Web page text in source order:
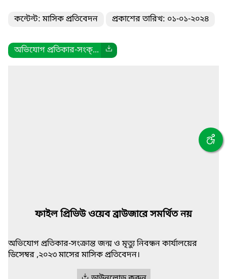
কন্টেন্ট: মাসিক প্রতিবেদন প্রকাশের তারিখ: ০১-০১-২০২৪
অভিযোগ প্রতিকার-সংক্...
ফাইল প্রিভিউ ওয়েব ব্রাউজারে সমর্থিত নয়
অভিযোগ প্রতিকার-সংক্রান্ত জন্ম ও মৃত্যু নিবন্ধন কার্যালয়ের
ডিসেম্বর ,২০২৩ মাসের মাসিক প্রতিবেদন।